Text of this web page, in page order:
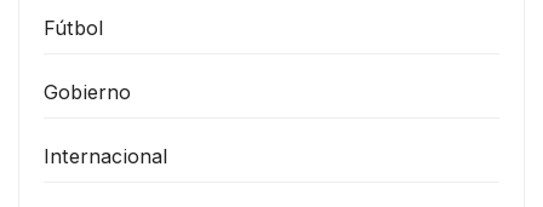
Fútbol
Gobierno
Internacional